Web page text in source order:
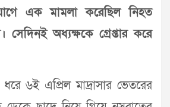
এক মামলা করেছিল নিহত
সেদিনই অধ্যক্ষকে গ্রেপ্তার করে
৬ই এপ্রিল মাদ্রাসার ভেতরের